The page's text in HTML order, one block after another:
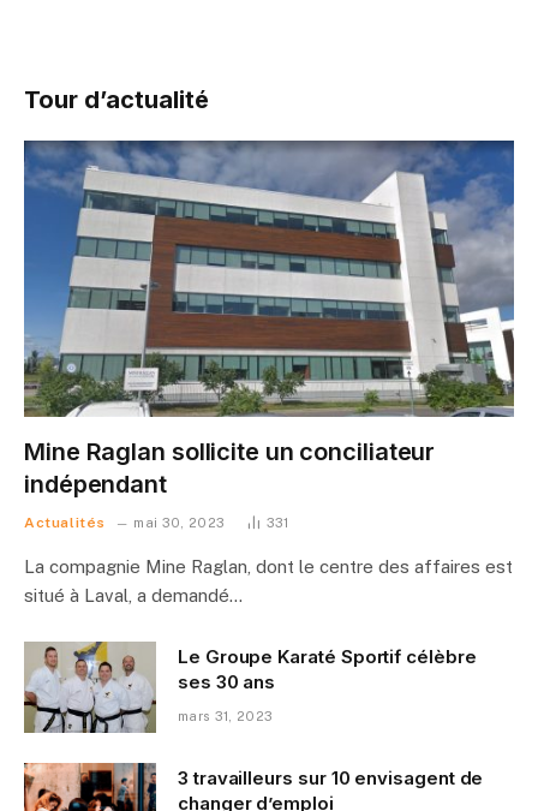
Tour d’actualité
Mine Raglan sollicite un conciliateur
indépendant
Actualités mai 30, 2023 331
La compagnie Mine Raglan, dont le centre des affaires est
situé à Laval, a demandé…
Le Groupe Karaté Sportif célèbre
ses 30 ans
mars 31, 2023
3 travailleurs sur 10 envisagent de
changer d’emploi